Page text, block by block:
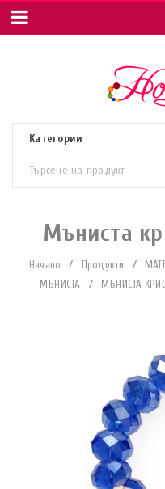
Мъниста
Начало / Продукти /
МЪНИСТА
/ МЪНИСТА